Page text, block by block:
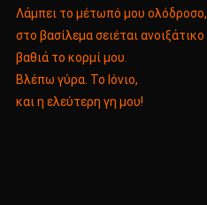
Λάμπει το μέτωπό μου ολόδροσο,
στο βασίλεμα σειέται ανοιξάτικο
βαθιά το κορμί μου.
Βλέπω γύρα. Το Ιόνιο,
και η ελεύτερη γη μου!